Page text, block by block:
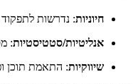
חיוניות: נדרשות לתפקוד
אנליטיות/סטטיסטיות:
שיווקיות: התאמת תוכן